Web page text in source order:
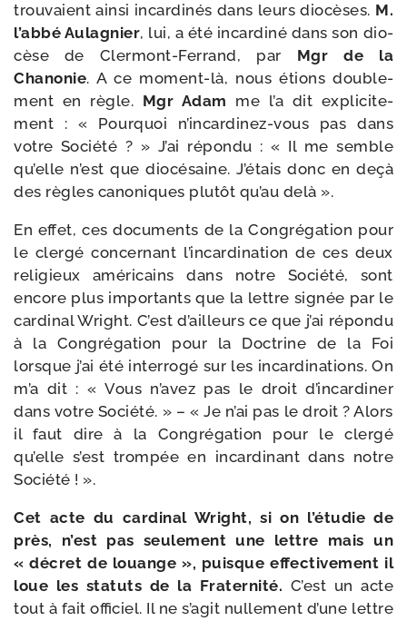
trou­vaient ain­si incar­di­nés dans leurs dio­cèses. M.
l’abbé Aulagnier, lui, a été incar­di­né dans son dio­
cèse de Clermont-​Ferrand, par Mgr de la
Chanonie. A ce moment-​là, nous étions dou­ble­
ment en règle. Mgr Adam me l’a dit expli­ci­te­
ment : « Pourquoi n’incardinez-vous pas dans
votre Société ? » J’ai répon­du : « Il me semble
qu’elle n’est que dio­cé­saine. J’étais donc en deçà
des règles cano­niques plu­tôt qu’au delà ».
En effet, ces docu­ments de la Congrégation pour
le cler­gé concer­nant l’incardination de ces deux
reli­gieux amé­ri­cains dans notre Société, sont
encore plus impor­tants que la lettre signée par le
car­di­nal Wright. C’est d’ailleurs ce que j’ai répon­du
à la Congrégation pour la Doctrine de la Foi
lorsque j’ai été inter­ro­gé sur les incar­di­na­tions. On
m’a dit : « Vous n’avez pas le droit d’incardiner
dans votre Société. » – « Je n’ai pas le droit ? Alors
il faut dire à la Congrégation pour le cler­gé
qu’elle s’est trom­pée en incar­di­nant dans notre
Société ! ».
Cet acte du car­di­nal Wright, si on l’étudie de
près, n’est pas seule­ment une lettre mais un
« décret de louange », puisque effec­ti­ve­ment il
loue les sta­tuts de la Fraternité. C’est un acte
tout à fait offi­ciel. Il ne s’agit nul­le­ment d’une lettre